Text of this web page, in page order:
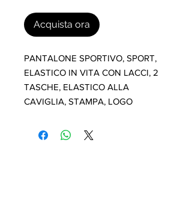
Acquista ora
PANTALONE SPORTIVO, SPORT,
ELASTICO IN VITA CON LACCI, 2
TASCHE, ELASTICO ALLA
CAVIGLIA, STAMPA, LOGO